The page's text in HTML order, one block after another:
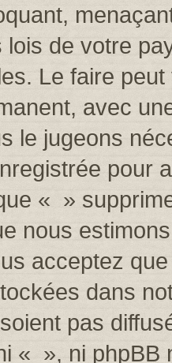
lois de votre
Le faire
avec
le jugeons
pour
« »
nous
acceptez
dans
pas
« », ni phpBB